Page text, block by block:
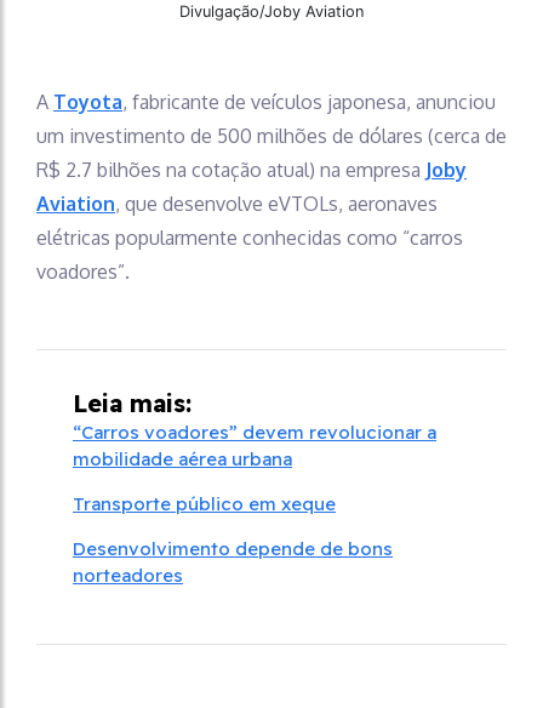
Divulgação/Joby Aviation
A Toyota, fabricante de veículos japonesa, anunciou
um investimento de 500 milhões de dólares (cerca de
R$ 2.7 bilhões na cotação atual) na empresa Joby
Aviation, que desenvolve eVTOLs, aeronaves
elétricas popularmente conhecidas como “carros
voadores”.
Leia mais:
“Carros voadores” devem revolucionar a
mobilidade aérea urbana
Transporte público em xeque
Desenvolvimento depende de bons
norteadores